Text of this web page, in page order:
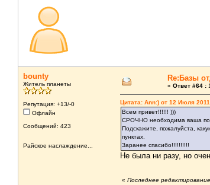
bounty
Житель планеты
Репутация: +13/-0
Офлайн
Сообщений: 423
Райское наслаждение...
Re:Базы
« Ответ #64 :
Цитата: Ann:) от 12 Июля
Всем привет!!!!!! )))
СРОЧНО необходима ваша
Подскажите, пожалуйста,
пунктах.
Заранее спасибо!!!!!!!!!!
Не была ни разу, но
« Последнее